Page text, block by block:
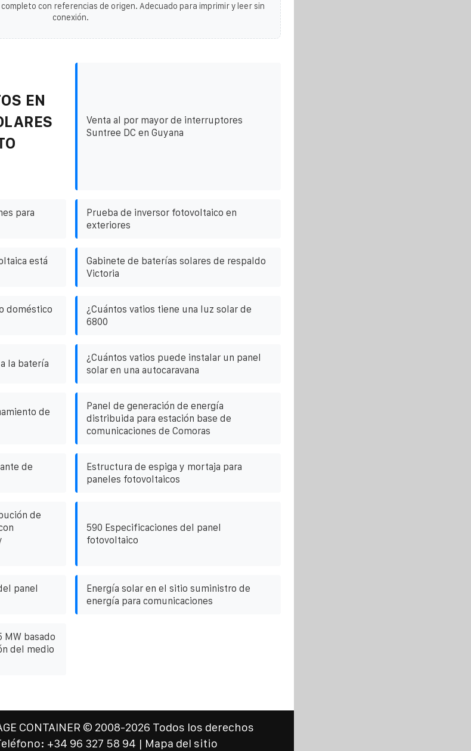
con referencias de origen. Adecuado para imprimir y leer sin
conexión.
EN
Venta al por mayor de interruptores
Suntree DC en Guyana
para
Prueba de inversor fotovoltaico en
exteriores
está
Gabinete de baterías solares de respaldo
Victoria
doméstico
¿Cuántos vatios tiene una luz solar de
6800
la batería
¿Cuántos vatios puede instalar un panel
solar en una autocaravana
de
Panel de generación de energía
distribuida para estación base de
comunicaciones de Comoras
de
Estructura de espiga y mortaja para
paneles fotovoltaicos
de
590 Especificaciones del panel
fotovoltaico
panel
Energía solar en el sitio suministro de
energía para comunicaciones
MW basado
del medio
CONTAINER © 2008-2026 Todos los derechos
+34 96 327 58 94 | Mapa del sitio